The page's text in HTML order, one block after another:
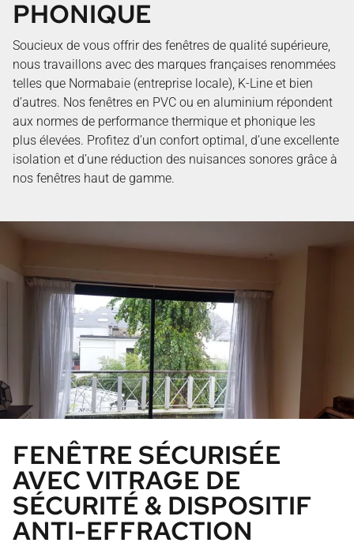
PHONIQUE
Soucieux de vous offrir des fenêtres de qualité supérieure,
nous travaillons avec des marques françaises renommées
telles que Normabaie (entreprise locale), K-Line et bien
d’autres. Nos fenêtres en PVC ou en aluminium répondent
aux normes de performance thermique et phonique les
plus élevées. Profitez d’un confort optimal, d’une excellente
isolation et d’une réduction des nuisances sonores grâce à
nos fenêtres haut de gamme.
FENÊTRE SÉCURISÉE
AVEC VITRAGE DE
SÉCURITÉ & DISPOSITIF
ANTI-EFFRACTION